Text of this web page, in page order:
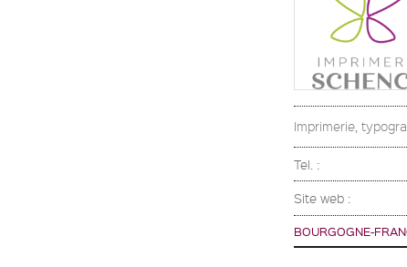
Imprimerie,
Tel. :
Site web :
BOURGOGNE-